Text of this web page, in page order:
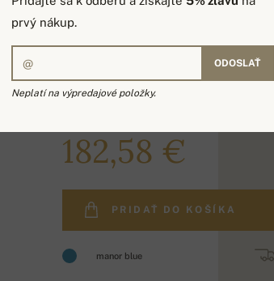
182,58 €
PRIDAŤ DO KOŠÍKA
manor blue
prvý nákup.
ODOSLAŤ
Neplatí na výpredajové položky.